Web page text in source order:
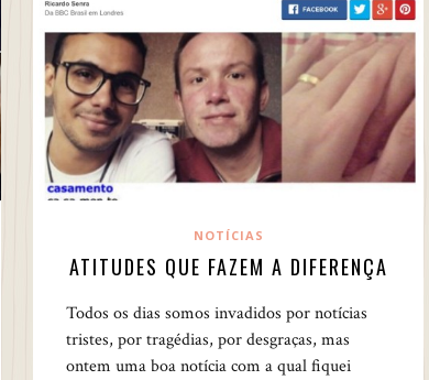
NOTÍCIAS
ATITUDES QUE FAZEM A DIFERENÇA
Todos os dias somos invadidos por notícias
tristes, por tragédias, por desgraças, mas
ontem uma boa notícia com a qual fiquei